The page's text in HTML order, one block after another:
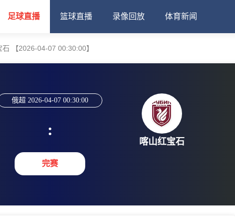
足球直播 篮球直播 录像回放 体育新闻
【2026-04-07 00:30:00】
俄超 2026-04-07 00:30:00
:
完赛
喀山红宝石